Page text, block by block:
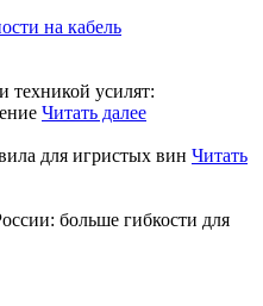
на кабель
техникой усилят:
Читать далее
для игристых вин Читать
больше гибкости для